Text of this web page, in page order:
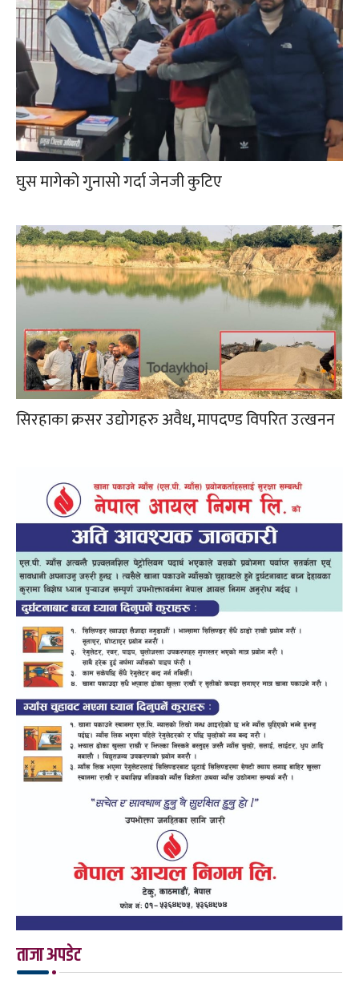
घुस मागेको गुनासो गर्दा जेनजी कुटिए
सिरहाका क्रसर उद्योगहरु अवैध, मापदण्ड विपरित उत्खनन
ताजा अपडेट